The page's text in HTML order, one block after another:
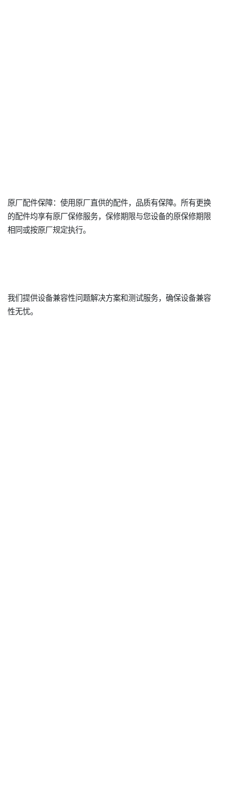
原厂配件保障：使用原厂直供的配件，品质有保障。所有更换
的配件均享有原厂保修服务，保修期限与您设备的原保修期限
相同或按原厂规定执行。
我们提供设备兼容性问题解决方案和测试服务，确保设备兼容
性无忧。